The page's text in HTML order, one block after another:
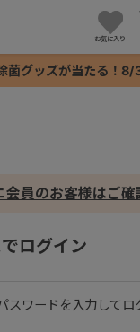
お気に入り
菌グッズが当たる！8/
会員のお客様はご
ログイン
スワードを入力してロ